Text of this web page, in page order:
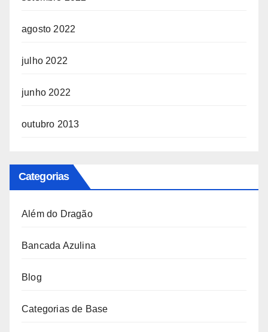
agosto 2022
julho 2022
junho 2022
outubro 2013
Categorias
Além do Dragão
Bancada Azulina
Blog
Categorias de Base